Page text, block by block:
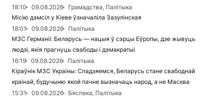
18:10
09.08.2026
Грамадства, Палітыка
Місію дэмсіл у Кіеве ўзначаліла Зазулінская
18:01
09.08.2026
Палітыка
МЗС Германіі: Беларусь — нацыя ў сэрцы Еўропы, дзе жывуць
людзі, якія прагнуць свабоды і дэмакратыі
16:19
09.08.2026
Палітыка
Кіраўнік МЗС Украіны: Спадзяемся, Беларусь стане свабоднай
краінай, будучыню якой пачне вызначаць народ, а не Масква
15:31
09.08.2026
Бяспека, Палітыка